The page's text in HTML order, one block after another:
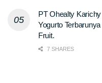
PT Ohealty
Yogurto
Fruit.
7 SHARES